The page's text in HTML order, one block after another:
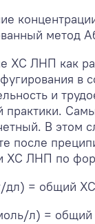
метод
ХС ЛНП как
в
и
практики.
В
после
ХС ЛНП по
= общий
л) =